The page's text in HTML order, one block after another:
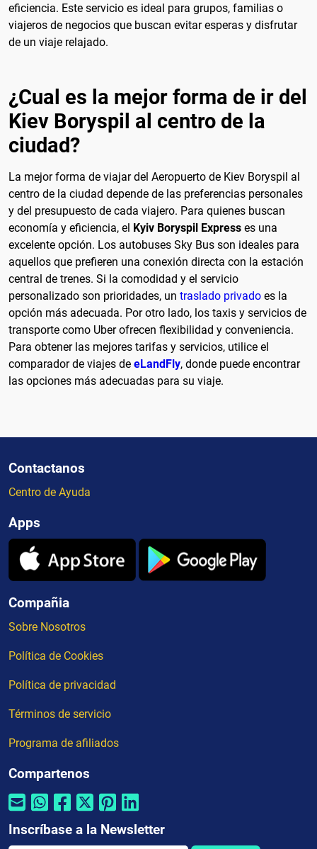
eficiencia. Este servicio es ideal para grupos, familias o
viajeros de negocios que buscan evitar esperas y disfrutar
de un viaje relajado.
¿Cual es la mejor forma de ir del
Kiev Boryspil al centro de la
ciudad?
La mejor forma de viajar del Aeropuerto de Kiev Boryspil al
centro de la ciudad depende de las preferencias personales
y del presupuesto de cada viajero. Para quienes buscan
economía y eficiencia, el Kyiv Boryspil Express es una
excelente opción. Los autobuses Sky Bus son ideales para
aquellos que prefieren una conexión directa con la estación
central de trenes. Si la comodidad y el servicio
personalizado son prioridades, un traslado privado es la
opción más adecuada. Por otro lado, los taxis y servicios de
transporte como Uber ofrecen flexibilidad y conveniencia.
Para obtener las mejores tarifas y servicios, utilice el
comparador de viajes de eLandFly, donde puede encontrar
las opciones más adecuadas para su viaje.
Contactanos
Centro de Ayuda
Apps
Compañia
Sobre Nosotros
Política de Cookies
Política de privacidad
Términos de servicio
Programa de afiliados
Compartenos
Inscríbase a la Newsletter